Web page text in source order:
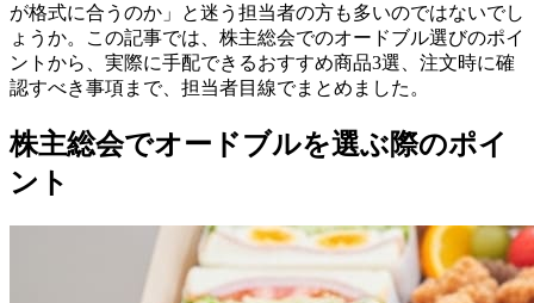
が格式に合うのか」と迷う担当者の方も多いのではないでし
ょうか。この記事では、株主総会でのオードブル選びのポイ
ントから、実際に手配できるおすすめ商品3選、注文時に確
認すべき事項まで、担当者目線でまとめました。
株主総会でオードブルを選ぶ際のポイ
ント